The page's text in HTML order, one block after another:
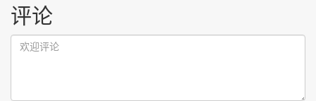
评论